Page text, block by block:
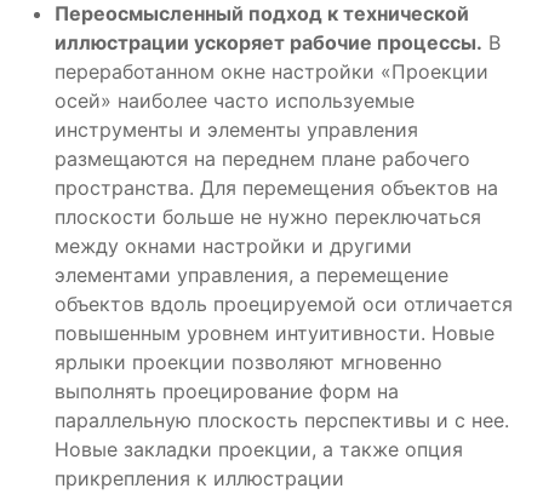
Переосмысленный подход к технической
иллюстрации ускоряет рабочие процессы. В
переработанном окне настройки «Проекции
осей» наиболее часто используемые
инструменты и элементы управления
размещаются на переднем плане рабочего
пространства. Для перемещения объектов на
плоскости больше не нужно переключаться
между окнами настройки и другими
элементами управления, а перемещение
объектов вдоль проецируемой оси отличается
повышенным уровнем интуитивности. Новые
ярлыки проекции позволяют мгновенно
выполнять проецирование форм на
параллельную плоскость перспективы и с нее.
Новые закладки проекции, а также опция
прикрепления к иллюстрации